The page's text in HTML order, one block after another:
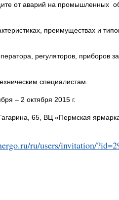
от аварий на промышленных
преимуществах и
регуляторов, приборов
специалистам.
– 2 октября 2015 г.
65, ВЦ «Пермская
ru/users/invitation/